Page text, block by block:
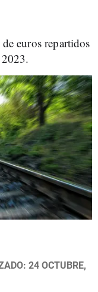
euros repartidos
24 OCTUBRE,